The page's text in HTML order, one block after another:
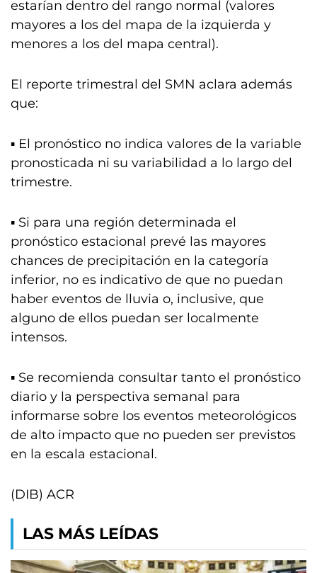
estarían dentro del rango normal (valores
mayores a los del mapa de la izquierda y
menores a los del mapa central).
El reporte trimestral del SMN aclara además
que:
▪️ El pronóstico no indica valores de la variable
pronosticada ni su variabilidad a lo largo del
trimestre.
▪️ Si para una región determinada el
pronóstico estacional prevé las mayores
chances de precipitación en la categoría
inferior, no es indicativo de que no puedan
haber eventos de lluvia o, inclusive, que
alguno de ellos puedan ser localmente
intensos.
▪️ Se recomienda consultar tanto el pronóstico
diario y la perspectiva semanal para
informarse sobre los eventos meteorológicos
de alto impacto que no pueden ser previstos
en la escala estacional.
(DIB) ACR
LAS MÁS LEÍDAS